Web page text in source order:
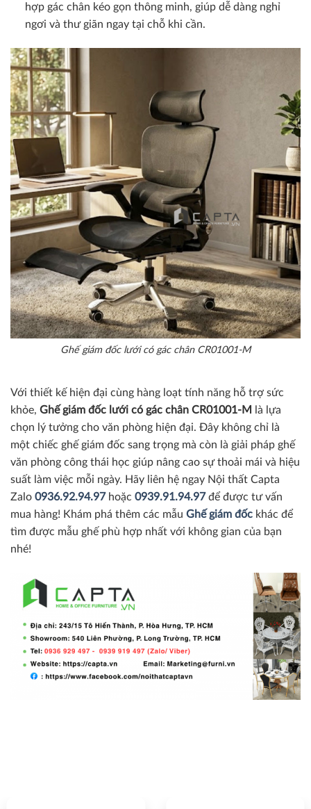
hợp gác chân kéo gọn thông minh, giúp dễ dàng nghỉ
ngơi và thư giãn ngay tại chỗ khi cần.
Ghế giám đốc lưới có gác chân CR01001-M
Với thiết kế hiện đại cùng hàng loạt tính năng hỗ trợ sức
khỏe, Ghế giám đốc lưới có gác chân CR01001-M
là lựa
chọn lý tưởng cho văn phòng hiện đại. Đây không chỉ là
một chiếc ghế giám đốc sang trọng mà còn là giải pháp ghế
văn phòng công thái học giúp nâng cao sự thoải mái và hiệu
suất làm việc mỗi ngày. Hãy liên hệ ngay Nội thất Capta
Zalo 0936.92.94.97 hoặc 0939.91.94.97để được tư vấn
mua hàng! Khám phá thêm các mẫu Ghế giám đốc khác để
tìm được mẫu ghế phù hợp nhất với không gian của bạn
nhé!